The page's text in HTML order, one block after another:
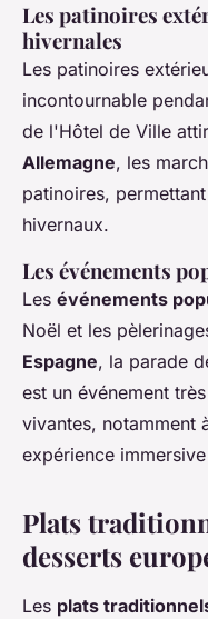
Les patinoires
hivernales
Les patinoires
incontournable
de l'Hôtel de Ville
Allemagne, les
patinoires,
hivernaux.
Les événements
Les événements
Noël et les
Espagne, la parade
est un événement
vivantes, notamment
expérience
Plats
desserts
Les plats